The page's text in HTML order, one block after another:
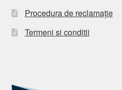
Procedura de reclamație
Termeni si conditii